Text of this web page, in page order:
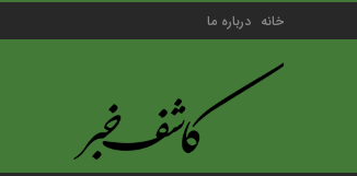
خانه درباره ما